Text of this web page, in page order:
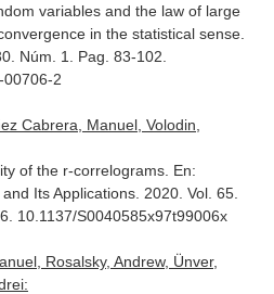
variables and the law of large
in the statistical sense.
Núm. 1. Pag. 83-102.
00706-2
Cabrera, Manuel, Volodin,
of the r-correlograms. En:
Its Applications. 2020. Vol. 65.
10.1137/S0040585x97t99006x
Rosalsky, Andrew, Ünver,